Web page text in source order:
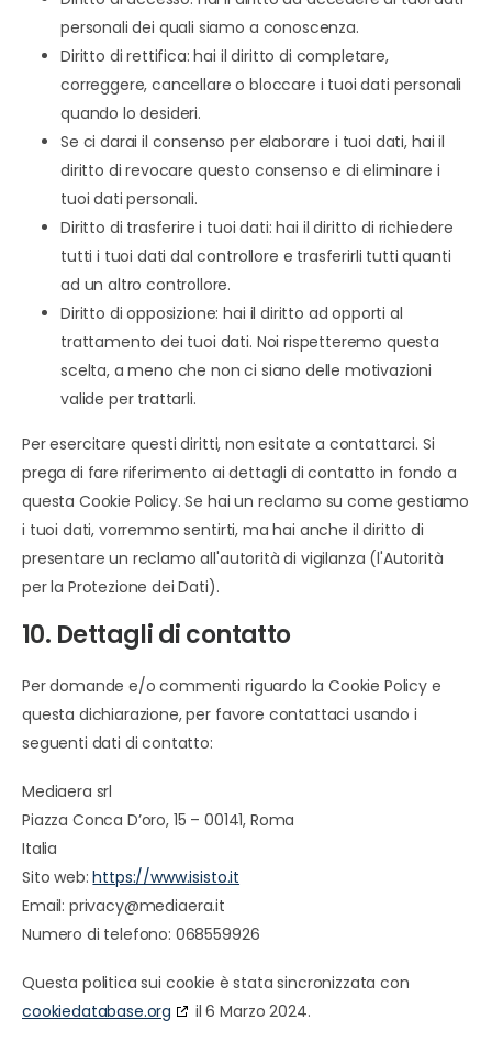
personali dei quali siamo a conoscenza.
Diritto di rettifica: hai il diritto di completare,
correggere, cancellare o bloccare i tuoi dati personali
quando lo desideri.
Se ci darai il consenso per elaborare i tuoi dati, hai il
diritto di revocare questo consenso e di eliminare i
tuoi dati personali.
Diritto di trasferire i tuoi dati: hai il diritto di richiedere
tutti i tuoi dati dal controllore e trasferirli tutti quanti
ad un altro controllore.
Diritto di opposizione: hai il diritto ad opporti al
trattamento dei tuoi dati. Noi rispetteremo questa
scelta, a meno che non ci siano delle motivazioni
valide per trattarli.
Per esercitare questi diritti, non esitate a contattarci. Si
prega di fare riferimento ai dettagli di contatto in fondo a
questa Cookie Policy. Se hai un reclamo su come gestiamo
i tuoi dati, vorremmo sentirti, ma hai anche il diritto di
presentare un reclamo all'autorità di vigilanza (l'Autorità
per la Protezione dei Dati).
10. Dettagli di contatto
Per domande e/o commenti riguardo la Cookie Policy e
questa dichiarazione, per favore contattaci usando i
seguenti dati di contatto:
Mediaera srl
Piazza Conca D’oro, 15 – 00141, Roma
Italia
Sito web:https://www.isisto.it
Email: privacy@mediaera.it
Numero di telefono: 068559926
Questa politica sui cookie è stata sincronizzata con
cookiedatabase.org
il 6 Marzo 2024.